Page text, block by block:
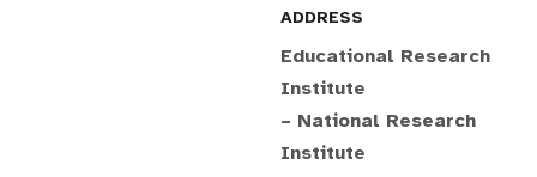
ADDRESS
Educational Research
Institute
– National Research
Institute